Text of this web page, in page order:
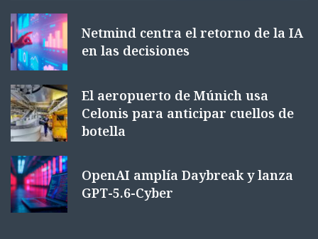
Netmind centra el retorno de la IA
en las decisiones
El aeropuerto de Múnich usa
Celonis para anticipar cuellos de
botella
OpenAI amplía Daybreak y lanza
GPT-5.6-Cyber